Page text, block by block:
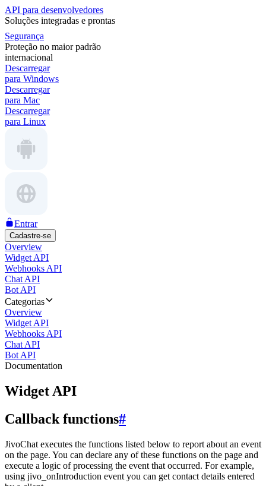
API para desenvolvedores
Soluções integradas e prontas
Segurança
Proteção no maior padrão
internacional
Descarregar
para Windows
Descarregar
para Mac
Descarregar
para Linux
Entrar
Cadastre-se
Overview
Widget API
Webhooks API
Chat API
Bot API
Categorias
Overview
Widget API
Webhooks API
Chat API
Bot API
Documentation
Widget API
Callback functions#
JivoChat executes the functions listed below to report about an event
on the page. You can declare any of these functions on the page and
execute a logic of processing the event that occurred. For example,
using jivo_onIntroduction event you can get contact details entered